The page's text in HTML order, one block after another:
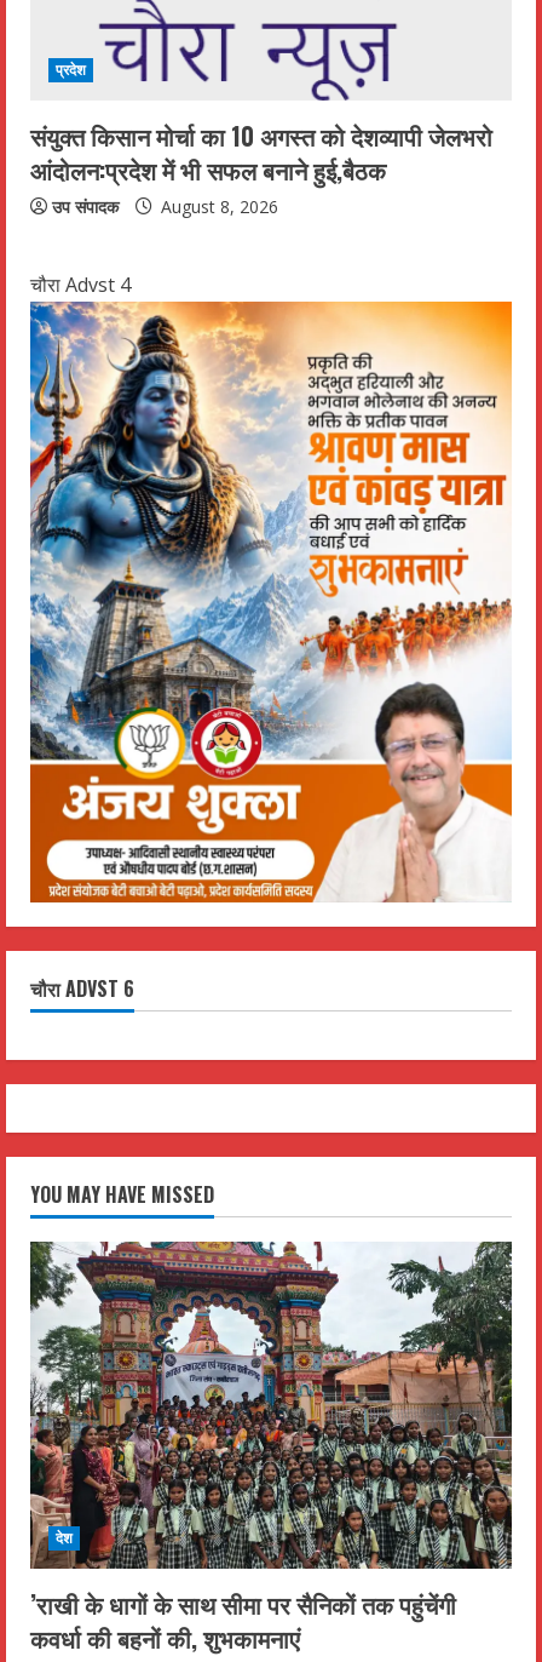
प्रदेश
संयुक्त किसान मोर्चा का 10 अगस्त को देशव्यापी जेलभरो
आंदोलन:प्रदेश में भी सफल बनाने हुई,बैठक
उप संपादक August 8, 2026
चौरा Advst 4
चौरा ADVST 6
YOU MAY HAVE MISSED
देश
’राखी के धागों के साथ सीमा पर सैनिकों तक पहुंचेंगी
कवर्धा की बहनों की, शुभकामनाएं